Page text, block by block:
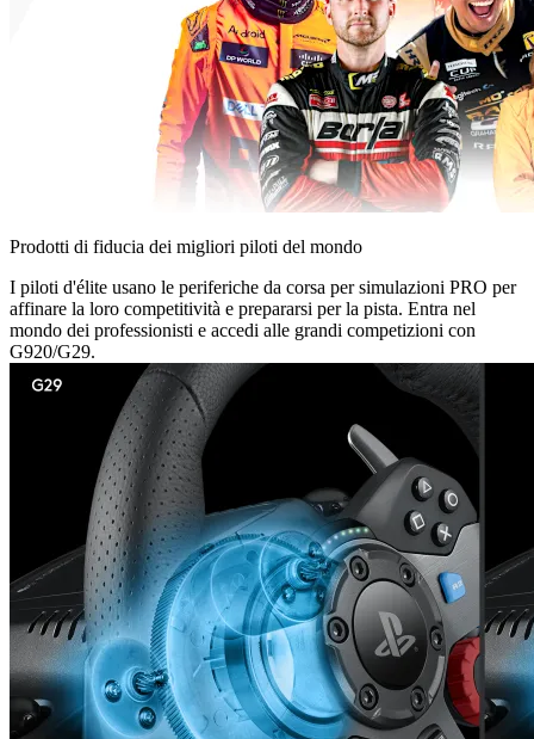
Prodotti di fiducia dei migliori piloti del mondo
I piloti d'élite usano le periferiche da corsa per simulazioni PRO per
affinare la loro competitività e prepararsi per la pista. Entra nel
mondo dei professionisti e accedi alle grandi competizioni con
G920/G29.